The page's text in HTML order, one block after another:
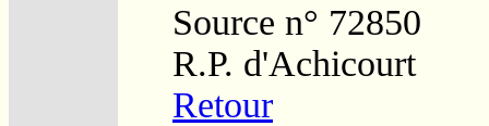
Source n° 72850
R.P. d'Achicourt
Retour